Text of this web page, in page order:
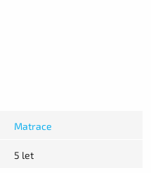
Matrace
5 let